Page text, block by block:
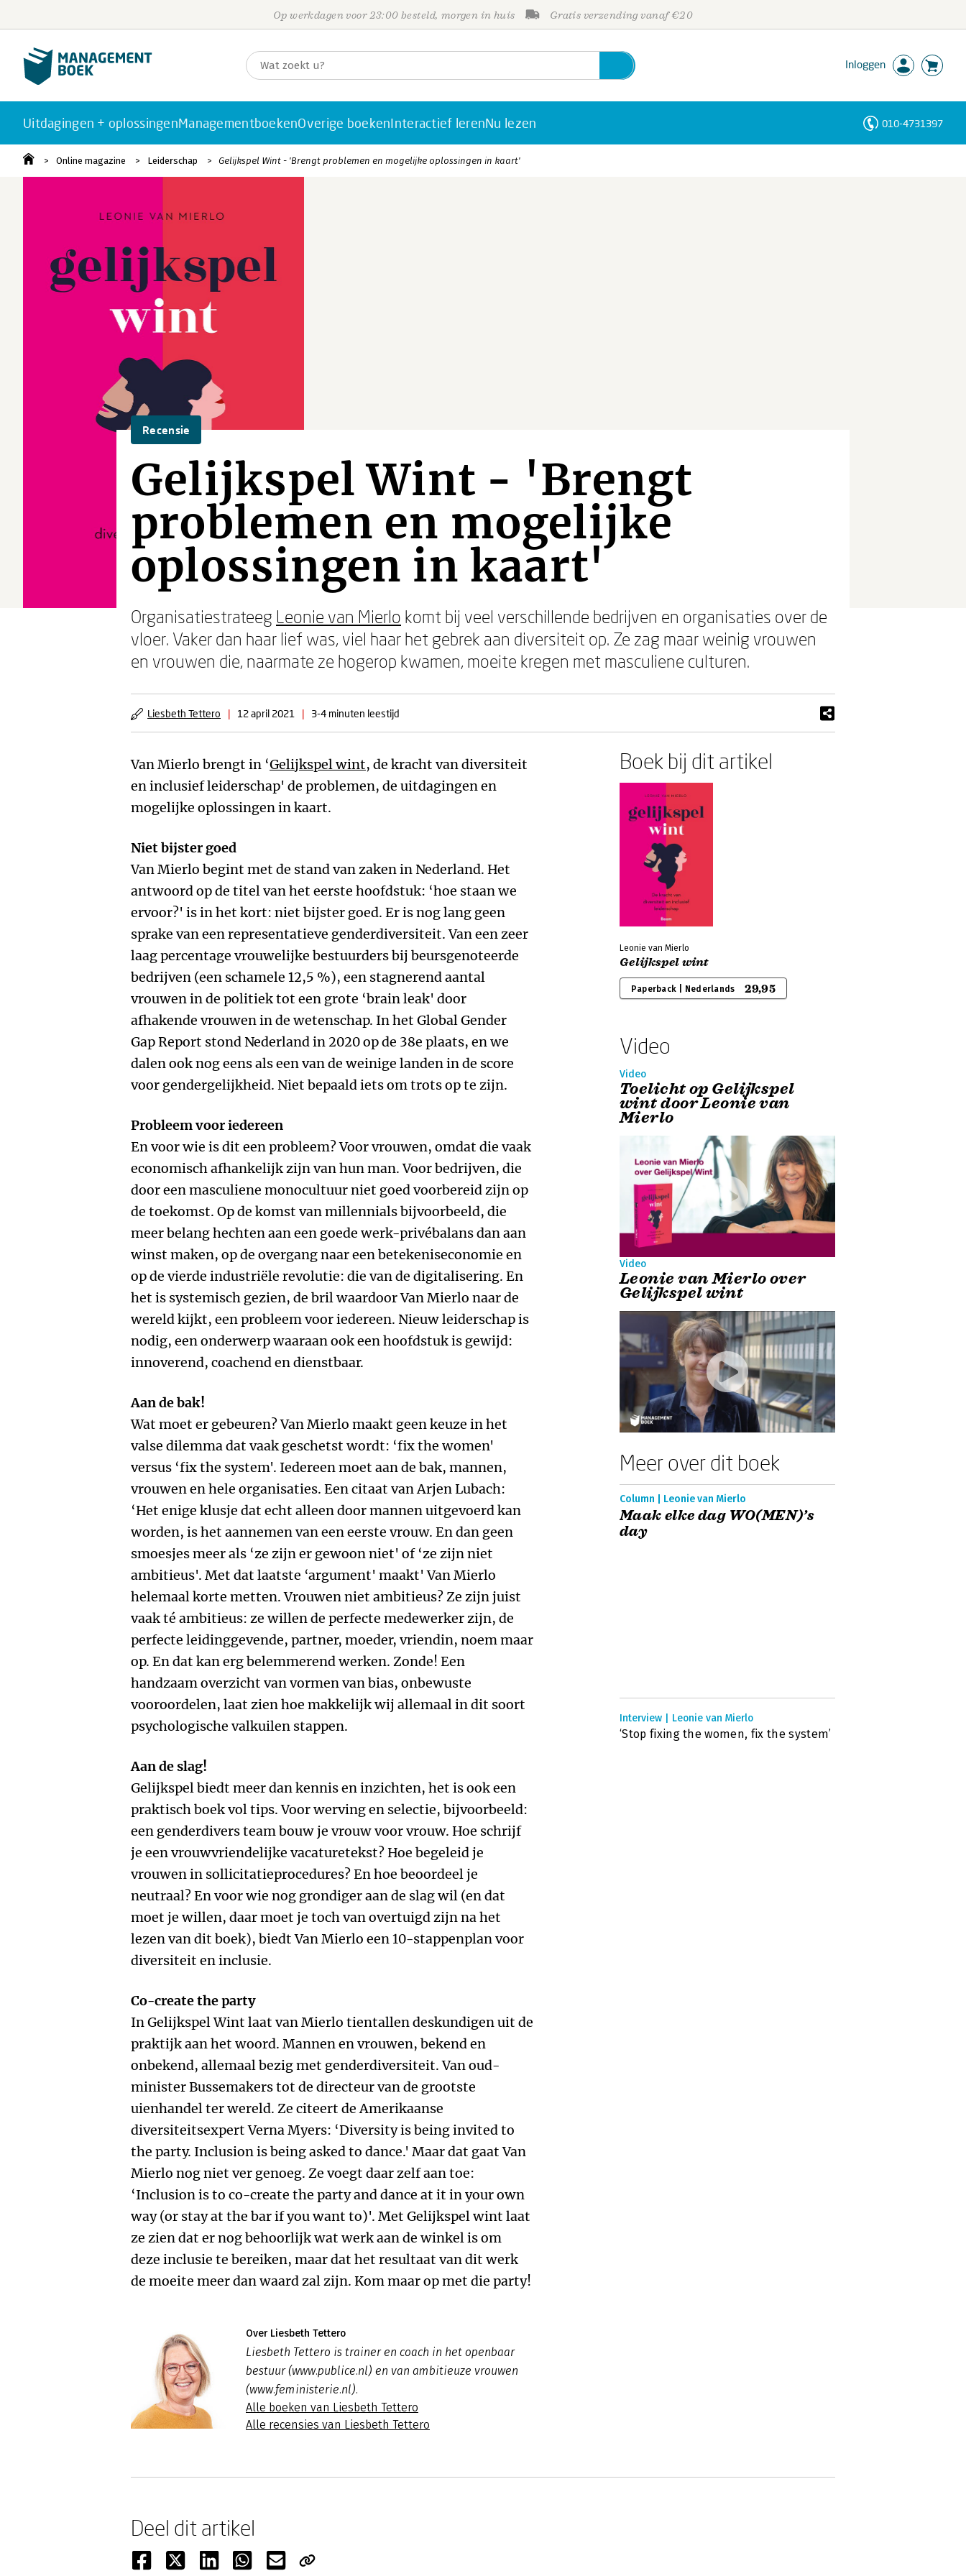
Op werkdagen voor 23:00 besteld, morgen in huis Gratis verzending vanaf €20
Inloggen
Uitdagingen + oplossingenManagementboekenOverige boekenInteractief lerenNu lezen 010-4731397
Online magazine Leiderschap Gelijkspel Wint - 'Brengt problemen en mogelijke oplossingen in kaart'
Recensie
Gelijkspel Wint - 'Brengt
problemen en mogelijke
oplossingen in kaart'
Organisatiestrateeg Leonie van Mierlo komt bij veel verschillende bedrijven en organisaties over de
vloer. Vaker dan haar lief was, viel haar het gebrek aan diversiteit op. Ze zag maar weinig vrouwen
en vrouwen die, naarmate ze hogerop kwamen, moeite kregen met masculiene culturen.
Liesbeth Tettero | 12 april 2021 | 3-4 minuten leestijd
Van Mierlo brengt in ‘Gelijkspel wint, de kracht van diversiteit
en inclusief leiderschap' de problemen, de uitdagingen en
mogelijke oplossingen in kaart.
Niet bijster goed
Van Mierlo begint met de stand van zaken in Nederland. Het
antwoord op de titel van het eerste hoofdstuk: ‘hoe staan we
ervoor?' is in het kort: niet bijster goed. Er is nog lang geen
sprake van een representatieve genderdiversiteit. Van een zeer
laag percentage vrouwelijke bestuurders bij beursgenoteerde
bedrijven (een schamele 12,5 %), een stagnerend aantal
vrouwen in de politiek tot een grote ‘brain leak' door
afhakende vrouwen in de wetenschap. In het Global Gender
Gap Report stond Nederland in 2020 op de 38e plaats, en we
dalen ook nog eens als een van de weinige landen in de score
voor gendergelijkheid. Niet bepaald iets om trots op te zijn.
Probleem voor iedereen
En voor wie is dit een probleem? Voor vrouwen, omdat die vaak
economisch afhankelijk zijn van hun man. Voor bedrijven, die
door een masculiene monocultuur niet goed voorbereid zijn op
de toekomst. Op de komst van millennials bijvoorbeeld, die
meer belang hechten aan een goede werk-privébalans dan aan
winst maken, op de overgang naar een betekeniseconomie en
op de vierde industriële revolutie: die van de digitalisering. En
het is systemisch gezien, de bril waardoor Van Mierlo naar de
wereld kijkt, een probleem voor iedereen. Nieuw leiderschap is
nodig, een onderwerp waaraan ook een hoofdstuk is gewijd:
innoverend, coachend en dienstbaar.
Aan de bak!
Wat moet er gebeuren? Van Mierlo maakt geen keuze in het
valse dilemma dat vaak geschetst wordt: ‘fix the women'
versus ‘fix the system'. Iedereen moet aan de bak, mannen,
vrouwen en hele organisaties. Een citaat van Arjen Lubach:
‘Het enige klusje dat echt alleen door mannen uitgevoerd kan
worden, is het aannemen van een eerste vrouw. En dan geen
smoesjes meer als ‘ze zijn er gewoon niet' of ‘ze zijn niet
ambitieus'. Met dat laatste ‘argument' maakt' Van Mierlo
helemaal korte metten. Vrouwen niet ambitieus? Ze zijn juist
vaak té ambitieus: ze willen de perfecte medewerker zijn, de
perfecte leidinggevende, partner, moeder, vriendin, noem maar
op. En dat kan erg belemmerend werken. Zonde! Een
handzaam overzicht van vormen van bias, onbewuste
vooroordelen, laat zien hoe makkelijk wij allemaal in dit soort
psychologische valkuilen stappen.
Aan de slag!
Gelijkspel biedt meer dan kennis en inzichten, het is ook een
praktisch boek vol tips. Voor werving en selectie, bijvoorbeeld:
een genderdivers team bouw je vrouw voor vrouw. Hoe schrijf
je een vrouwvriendelijke vacaturetekst? Hoe begeleid je
vrouwen in sollicitatieprocedures? En hoe beoordeel je
neutraal? En voor wie nog grondiger aan de slag wil (en dat
moet je willen, daar moet je toch van overtuigd zijn na het
lezen van dit boek), biedt Van Mierlo een 10-stappenplan voor
diversiteit en inclusie.
Co-create the party
In Gelijkspel Wint laat van Mierlo tientallen deskundigen uit de
praktijk aan het woord. Mannen en vrouwen, bekend en
onbekend, allemaal bezig met genderdiversiteit. Van oud-
minister Bussemakers tot de directeur van de grootste
uienhandel ter wereld. Ze citeert de Amerikaanse
diversiteitsexpert Verna Myers: ‘Diversity is being invited to
the party. Inclusion is being asked to dance.' Maar dat gaat Van
Mierlo nog niet ver genoeg. Ze voegt daar zelf aan toe:
‘Inclusion is to co-create the party and dance at it in your own
way (or stay at the bar if you want to)'. Met Gelijkspel wint laat
ze zien dat er nog behoorlijk wat werk aan de winkel is om
deze inclusie te bereiken, maar dat het resultaat van dit werk
de moeite meer dan waard zal zijn. Kom maar op met die party!
Over Liesbeth Tettero
Liesbeth Tettero is trainer en coach in het openbaar
bestuur (www.publice.nl) en van ambitieuze vrouwen
(www.feministerie.nl).
Alle boeken van Liesbeth Tettero
Alle recensies van Liesbeth Tettero
Boek bij dit artikel
Leonie van Mierlo
Gelijkspel wint
Paperback | Nederlands 29,95
Video
Video
Toelicht op Gelijkspel
wint door Leonie van
Mierlo
Video
Leonie van Mierlo over
Gelijkspel wint
Meer over dit boek
Column | Leonie van Mierlo
Maak elke dag WO(MEN)’s
day
Interview | Leonie van Mierlo
‘Stop fixing the women, fix the system’
Deel dit artikel
Personen